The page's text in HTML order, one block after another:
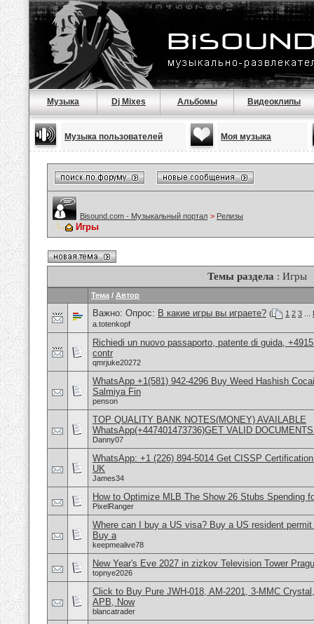
Музыка Dj Mixes Альбомы Видеоклипы
Музыка пользователей Моя музыка
Bisound.com - Музыкальный портал > Релизы
Игры
Темы раздела : Игры
Тема / Автор
Важно: Опрос: В какие игры вы играете? ( 1 2 3
a.totenkopf
Richiedi un nuovo passaporto, patente di guida,
contr
qmrjuke20272
WhatsApp +1(581) 942-4296 Buy Weed Hashish
Salmiya Fin
penson
TOP QUALITY BANK NOTES(MONEY) AVAILABLE
WhatsApp(+447401473736)GET VALID
Danny07
WhatsApp: +1 (226) 894-5014​ Get CISSP
UK
James34
How to Optimize MLB The Show 26 Stubs Spending
PixelRanger
Where can I buy a US visa? Buy a US resident
Buy a
keepmealive78
New Year's Eve 2027 in zizkov Television Tower
topnye2026
Click to Buy Pure JWH-018, AM-2201, 3-MMC
APB, Now
blancatrader